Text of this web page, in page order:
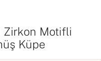
Zirkon Motifli
Küpe